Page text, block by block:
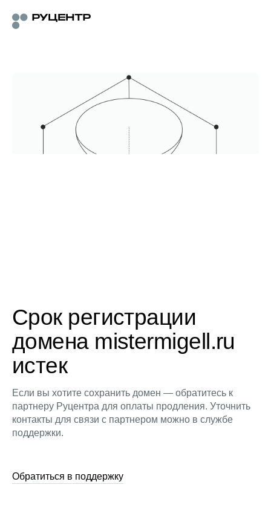
Срок регистрации
домена mistermigell.ru
истек
Если вы хотите сохранить домен — обратитесь к
партнеру Руцентра для оплаты продления. Уточнить
контакты для связи с партнером можно в службе
поддержки.
Обратиться в поддержку